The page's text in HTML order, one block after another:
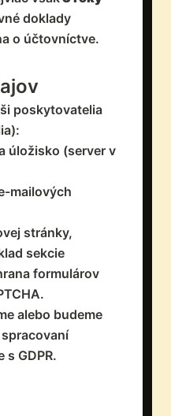
doklady
o účtovníctve.
poskytovatelia
úložisko (server v
mailových
stránky,
sekcie
formulárov
alebo budeme
GDPR.